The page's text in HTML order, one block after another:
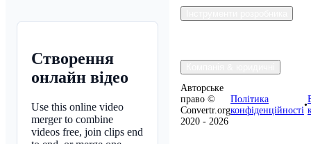
Створення
онлайн відео
Use this online video
merger to combine
videos free, join clips end
Авторське
право ©
Convertr.org
2020 - 2026
Політика
конфіденційності
•